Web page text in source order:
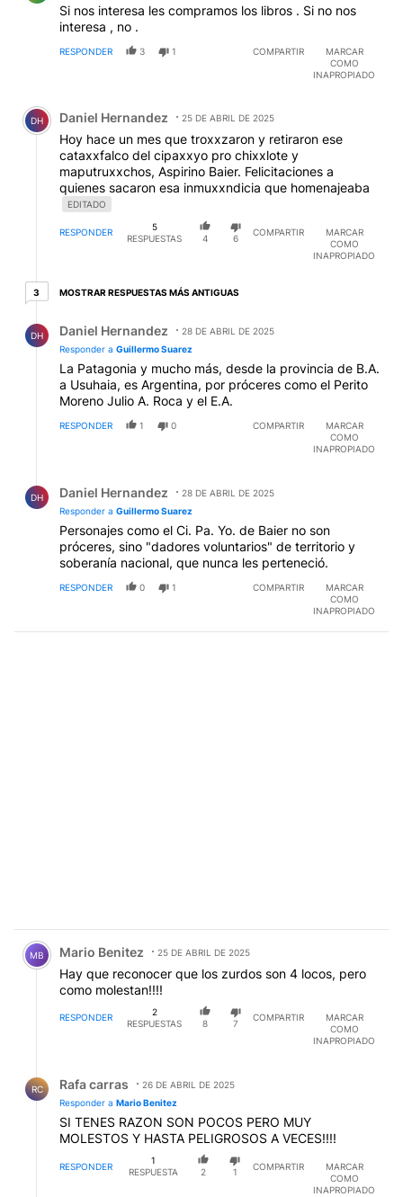
Si nos interesa les compramos los libros . Si no nos
interesa , no .
RESPONDER 3 1 COMPARTIR
MARCAR
COMO
INAPROPIADO
Comentario de Daniel Hernandez.
DH Daniel Hernandez 25 DE ABRIL DE 2025
Hoy hace un mes que troxxzaron y retiraron ese
cataxxfalco del cipaxxyo pro chixxlote y
maputruxxchos, Aspirino Baier. Felicitaciones a
quienes sacaron esa inmuxxndicia que homenajeaba
EDITADO
RESPONDER
5
RESPUESTAS
4 6
COMPARTIR
MARCAR
COMO
INAPROPIADO
33 respuestas más antiguas
MOSTRAR RESPUESTAS MÁS ANTIGUAS
DH Daniel Hernandez
28 DE ABRIL DE 2025
Responder a Guillermo Suarez
La Patagonia y mucho más, desde la provincia de B.A.
a Usuhaia, es Argentina, por próceres como el Perito
Moreno Julio A. Roca y el E.A.
RESPONDER 1 0 COMPARTIR
MARCAR
COMO
INAPROPIADO
DH Daniel Hernandez
28 DE ABRIL DE 2025
Responder a Guillermo Suarez
Personajes como el Ci. Pa. Yo. de Baier no son
próceres, sino "dadores voluntarios" de territorio y
soberanía nacional, que nunca les perteneció.
RESPONDER 0 1 COMPARTIR
MARCAR
COMO
INAPROPIADO
Comentario de Mario Benitez.
MB Mario Benitez 25 DE ABRIL DE 2025
Hay que reconocer que los zurdos son 4 locos, pero
como molestan!!!!
RESPONDER
2
RESPUESTAS
8 7
COMPARTIR
MARCAR
COMO
INAPROPIADO
RC Rafa carras
26 DE ABRIL DE 2025
Responder a Mario Benitez
SI TENES RAZON SON POCOS PERO MUY
MOLESTOS Y HASTA PELIGROSOS A VECES!!!!
RESPONDER
1
RESPUESTA
2 1
COMPARTIR
MARCAR
COMO
INAPROPIADO